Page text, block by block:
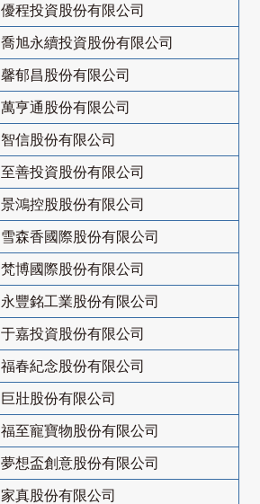
優程投資股份有限公司
喬旭永續投資股份有限公司
馨郁昌股份有限公司
萬亨通股份有限公司
智信股份有限公司
至善投資股份有限公司
景鴻控股股份有限公司
雪森香國際股份有限公司
梵博國際股份有限公司
永豐銘工業股份有限公司
于嘉投資股份有限公司
福春紀念股份有限公司
巨壯股份有限公司
福至寵寶物股份有限公司
夢想盃創意股份有限公司
家真股份有限公司